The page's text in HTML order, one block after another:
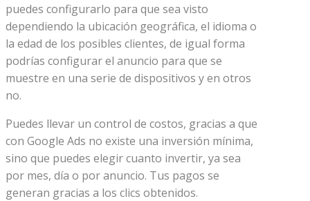
puedes configurarlo para que sea visto
dependiendo la ubicación geográfica, el idioma o
la edad de los posibles clientes, de igual forma
podrías configurar el anuncio para que se
muestre en una serie de dispositivos y en otros
no.
Puedes llevar un control de costos, gracias a que
con Google Ads no existe una inversión mínima,
sino que puedes elegir cuanto invertir, ya sea
por mes, día o por anuncio. Tus pagos se
generan gracias a los clics obtenidos.